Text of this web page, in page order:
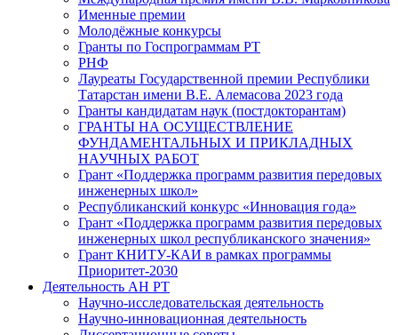
Именные премии
Молодёжные конкурсы
Гранты по Госпрограммам РТ
РНФ
Лауреаты Государственной премии Республики
Татарстан имени В.Е. Алемасова 2023 года
Гранты кандидатам наук (постдокторантам)
ГРАНТЫ НА ОСУЩЕСТВЛЕНИЕ
ФУНДАМЕНТАЛЬНЫХ И ПРИКЛАДНЫХ
НАУЧНЫХ РАБОТ
Грант «Поддержка программ развития передовых
инженерных школ»
Республиканский конкурс «Инновация года»
Грант «Поддержка программ развития передовых
инженерных школ республиканского значения»
Грант КНИТУ-КАИ в рамках программы
Приоритет-2030
Деятельность АН РТ
Научно-исследовательская деятельность
Научно-инновационная деятельность